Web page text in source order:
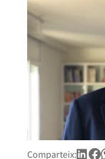
Comparteix: